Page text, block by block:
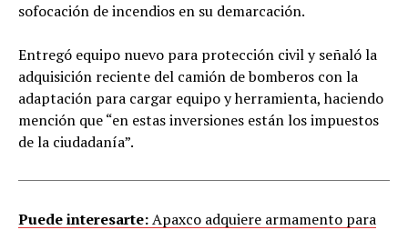
sofocación de incendios en su demarcación.
Entregó equipo nuevo para protección civil y señaló la
adquisición reciente del camión de bomberos con la
adaptación para cargar equipo y herramienta, haciendo
mención que “en estas inversiones están los impuestos
de la ciudadanía”.
Puede interesarte:Apaxco adquiere armamento para